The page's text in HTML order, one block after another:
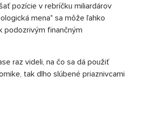
pozície v rebríčku miliardárov
mena" sa môže ľahko
podozrivým finančným
raz videli, na čo sa dá použiť
tak dlho slúbené priaznivcami